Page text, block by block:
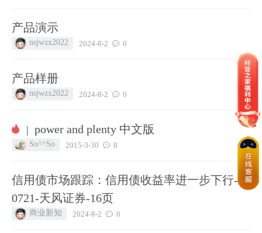
产品演示
nsjwzx2022 2024-8-2 0
产品样册
nsjwzx2022 2024-8-2 0
| power and plenty 中文版
So^^So 2015-3-30 8
信用债市场跟踪：信用债收益率进一步下行-24
0721-天风证券-16页
商业新知 2024-8-2 0